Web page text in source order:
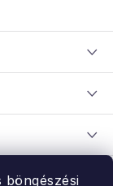
böngészési